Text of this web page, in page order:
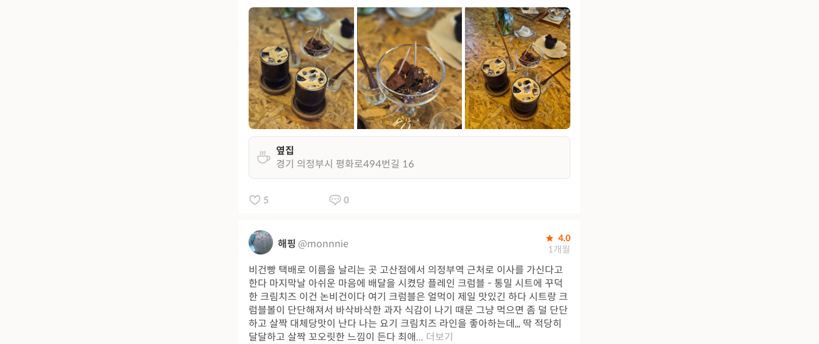
옆집
경기 의정부시 평화로494번길 16
5 0
해핑 @monnnie 4.0
1개월
비건빵 택배로 이름을 날리는 곳 고산점에서 의정부역 근처로 이사를 가신다고
한다 마지막날 아쉬운 마음에 배달을 시켰당 플레인 크럼블 - 통밀 시트에 꾸덕
한 크림치즈 이건 논비건이다 여기 크럼블은 얼먹이 제일 맛있긴 하다 시트랑 크
럼블볼이 단단해져서 바삭바삭한 과자 식감이 나기 때문 그냥 먹으면 좀 덜 단단
하고 살짝 대체당맛이 난다 나는 요기 크림치즈 라인을 좋아하는데,,, 딱 적당히
달달하고 살짝 꼬오릿한 느낌이 든다 최애... 더보기